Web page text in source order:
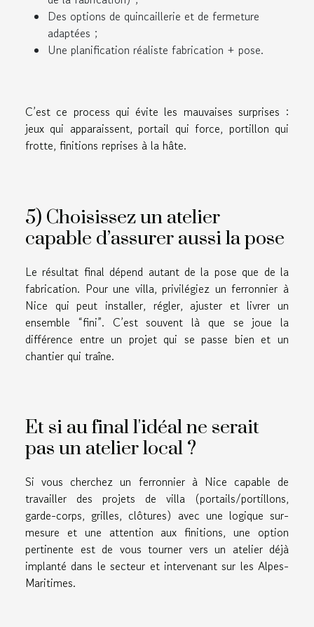
Des options de quincaillerie et de fermeture
adaptées ;
Une planification réaliste fabrication + pose.
C’est ce process qui évite les mauvaises surprises :
jeux qui apparaissent, portail qui force, portillon qui
frotte, finitions reprises à la hâte.
5) Choisissez un atelier
capable d’assurer aussi la pose
Le résultat final dépend autant de la pose que de la
fabrication. Pour une villa, privilégiez un ferronnier à
Nice qui peut installer, régler, ajuster et livrer un
ensemble “fini”. C’est souvent là que se joue la
différence entre un projet qui se passe bien et un
chantier qui traîne.
Et si au final l'idéal ne serait
pas un atelier local ?
Si vous cherchez un ferronnier à Nice capable de
travailler des projets de villa (portails/portillons,
garde-corps, grilles, clôtures) avec une logique sur-
mesure et une attention aux finitions, une option
pertinente est de vous tourner vers un atelier déjà
implanté dans le secteur et intervenant sur les Alpes-
Maritimes.